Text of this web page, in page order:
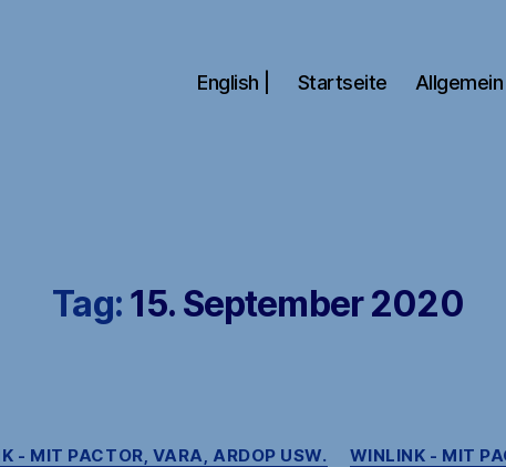
English | Startseite Allgemein
Tag: 15. September 2020
Kategorien
- MIT PACTOR, VARA, ARDOP USW. WINLINK - MIT